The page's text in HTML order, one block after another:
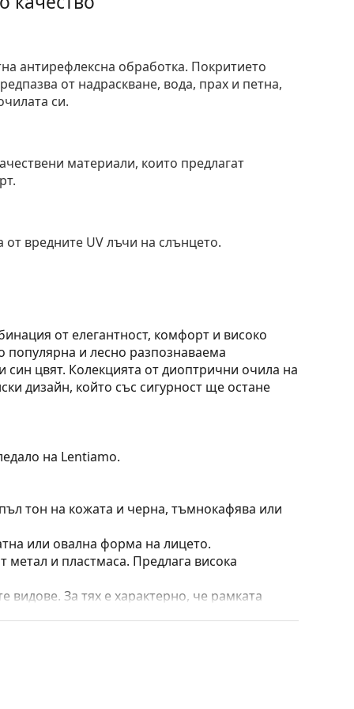
антирефлексна обработка. Покритието
от надраскване, вода, прах и петна,
си.
материали, които предлагат
вредните UV лъчи на слънцето.
от елегантност, комфорт и високо
популярна и лесно разпознаваема
цвят. Колекцията от диоптрични очила на
дизайн, който със сигурност ще остане
на Lentiamo.
тон на кожата и черна, тъмнокафява или
или овална форма на лицето.
и пластмаса. Предлага висока
видове. За тях е характерно, че рамката
повреди. Този тип рамка е подходяща